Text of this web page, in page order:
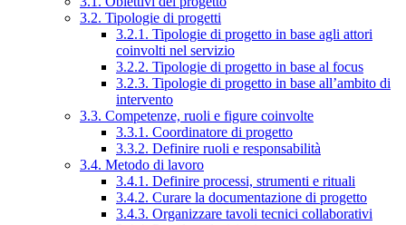
3.2. Tipologie di progetti
3.2.1. Tipologie di progetto in base agli attori
coinvolti nel servizio
3.2.2. Tipologie di progetto in base al focus
3.2.3. Tipologie di progetto in base all’ambito di
intervento
3.3. Competenze, ruoli e figure coinvolte
3.3.1. Coordinatore di progetto
3.3.2. Definire ruoli e responsabilità
3.4. Metodo di lavoro
3.4.1. Definire processi, strumenti e rituali
3.4.2. Curare la documentazione di progetto
3.4.3. Organizzare tavoli tecnici collaborativi